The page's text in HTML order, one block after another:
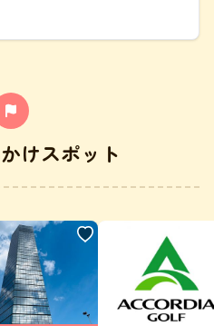
けスポット